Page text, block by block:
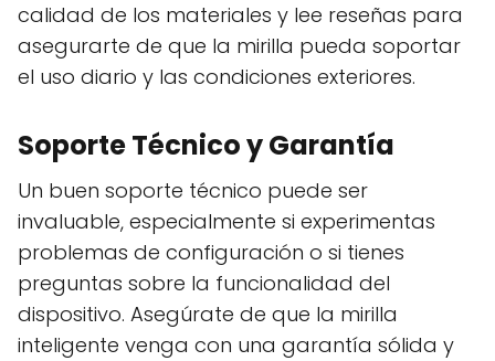
calidad de los materiales y lee reseñas para
asegurarte de que la mirilla pueda soportar
el uso diario y las condiciones exteriores.
Soporte Técnico y Garantía
Un buen soporte técnico puede ser
invaluable, especialmente si experimentas
problemas de configuración o si tienes
preguntas sobre la funcionalidad del
dispositivo. Asegúrate de que la mirilla
inteligente venga con una garantía sólida y